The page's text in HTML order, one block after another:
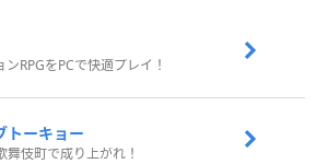
RPGをPCで快適プレイ！
トーキョー
舞伎町で成り上がれ！